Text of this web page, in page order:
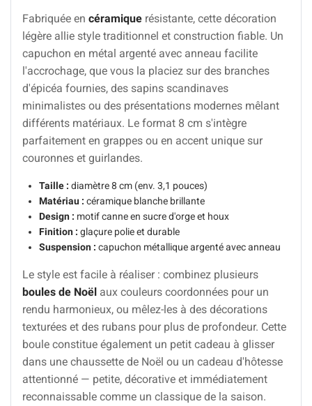
Fabriquée en céramique résistante, cette décoration
légère allie style traditionnel et construction fiable. Un
capuchon en métal argenté avec anneau facilite
l'accrochage, que vous la placiez sur des branches
d'épicéa fournies, des sapins scandinaves
minimalistes ou des présentations modernes mêlant
différents matériaux. Le format 8 cm s'intègre
parfaitement en grappes ou en accent unique sur
couronnes et guirlandes.
Taille : diamètre 8 cm (env. 3,1 pouces)
Matériau : céramique blanche brillante
Design : motif canne en sucre d'orge et houx
Finition : glaçure polie et durable
Suspension : capuchon métallique argenté avec anneau
Le style est facile à réaliser : combinez plusieurs
boules de Noël aux couleurs coordonnées pour un
rendu harmonieux, ou mêlez-les à des décorations
texturées et des rubans pour plus de profondeur. Cette
boule constitue également un petit cadeau à glisser
dans une chaussette de Noël ou un cadeau d'hôtesse
attentionné — petite, décorative et immédiatement
reconnaissable comme un classique de la saison.